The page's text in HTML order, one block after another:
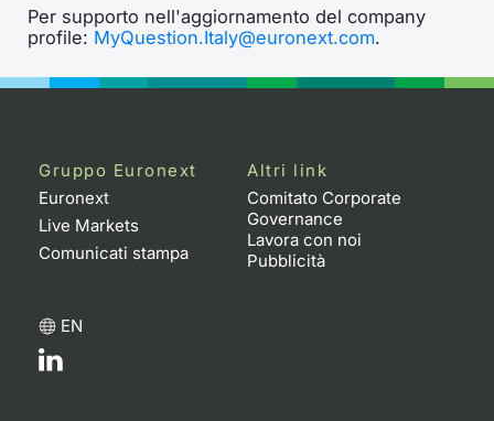
Per supporto nell'aggiornamento del company
profile: MyQuestion.Italy@euronext.com.
Gruppo Euronext
Euronext
Live Markets
Comunicati stampa
Altri link
Comitato Corporate
Governance
Lavora con noi
Pubblicità
EN